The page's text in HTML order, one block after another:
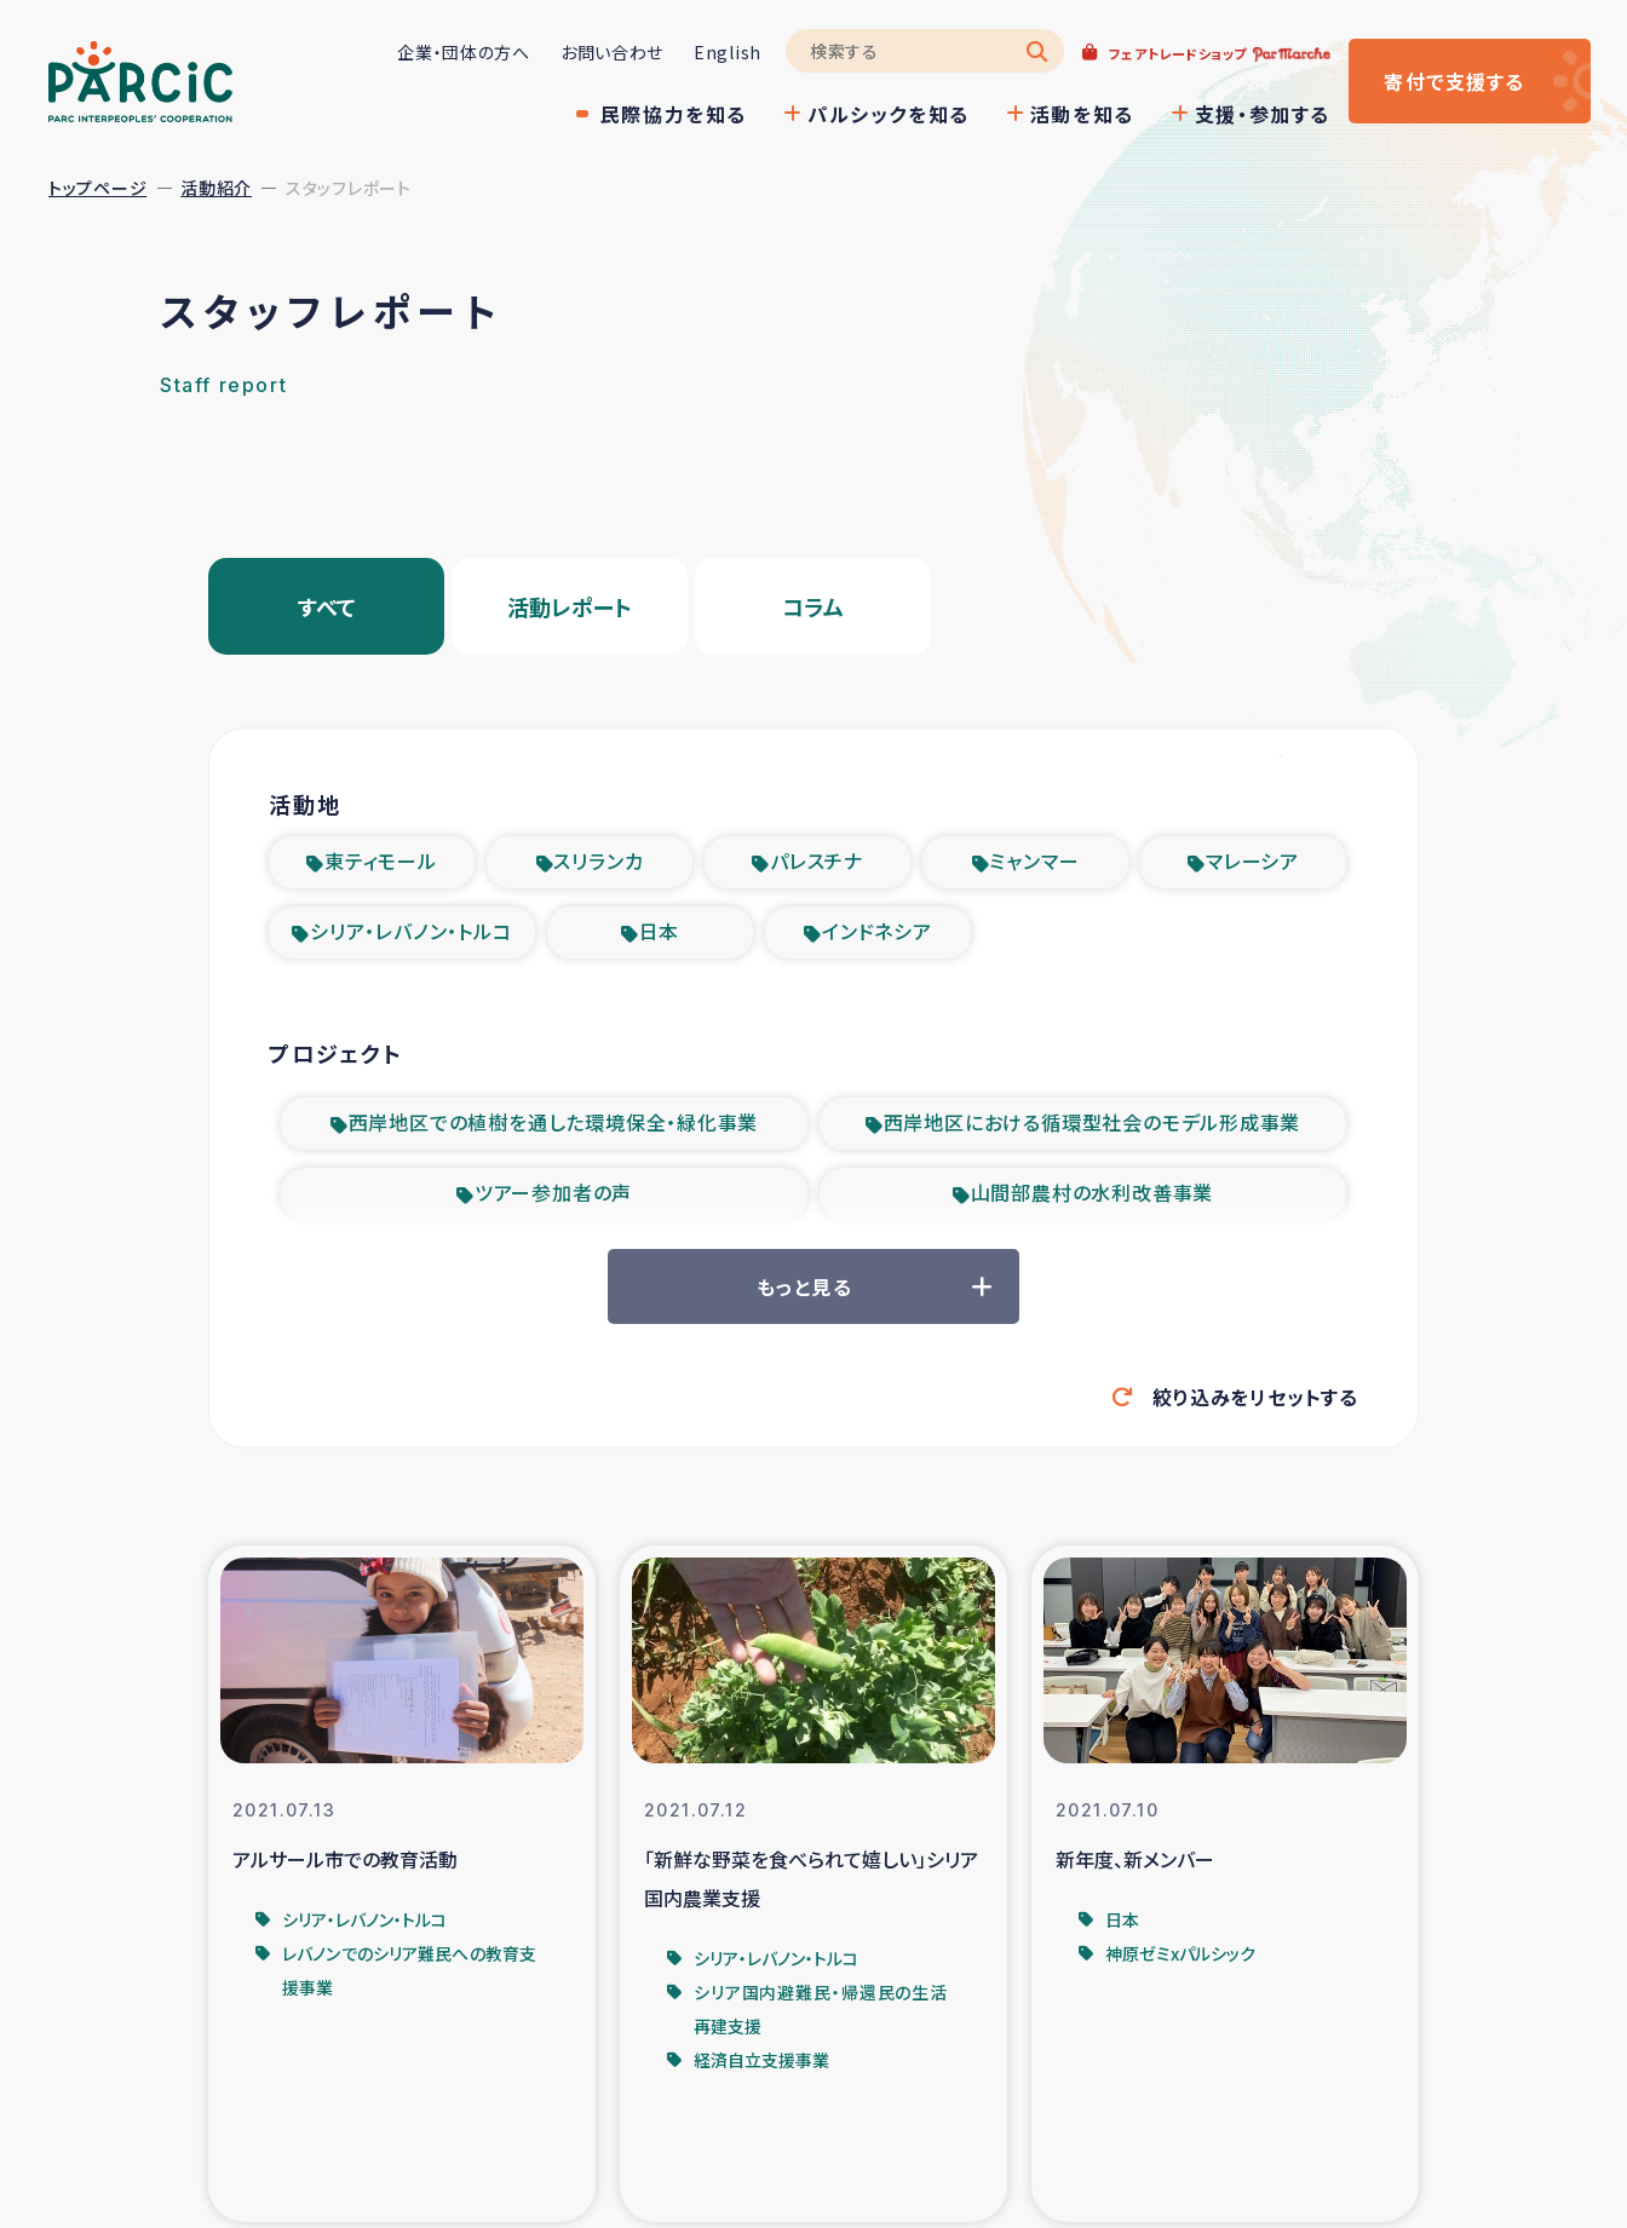
企業・団体の方へ お問い合わせ English フェアトレードショップ
民際協力を知る パルシックを知る 活動を知る 支援・参加する
寄付で支援する
トップページ 活動紹介 スタッフレポート
スタッフレポート
Staff report
すべて 活動レポート コラム
活動地
東ティモール スリランカ パレスチナ ミャンマー マレーシア
シリア・レバノン・トルコ 日本 インドネシア
プロジェクト
西岸地区での植樹を通した環境保全・緑化事業 西岸地区における循環型社会のモデル形成事業
ツアー参加者の声 山間部農村の水利改善事業
緊急救援の時代 森林保全型農業の支援事業
東ティモール豪雨緊急支援 大雨による洪水被災者支援
シリア国内避難民・帰還民の生活再建支援
スリランカ 緊急人道支援 スリランカ南部洪水被災者支援
スリランカの南北女性をつなぐサリー・リサイクル・プロジ
ェクト
復興支援事業
令和6年能登半島地震 緊急支援
国内避難民への物資配付および教育支援 ミャンマー緊急支援
タイ国境ミャンマー移民子ども支援
レバノンでのシリア難民への食糧・越冬支援
もっと見る
絞り込みをリセットする
2021.07.13
アルサール市での教育活動
シリア・レバノン・トルコ
レバノンでのシリア難民への教育支
援事業
2021.07.12
「新鮮な野菜を食べられて嬉しい」シリア
国内農業支援
シリア・レバノン・トルコ
シリア国内避難民・帰還民の生活
再建支援
経済自立支援事業
2021.07.10
新年度、新メンバー
日本
神原ゼミxパルシック